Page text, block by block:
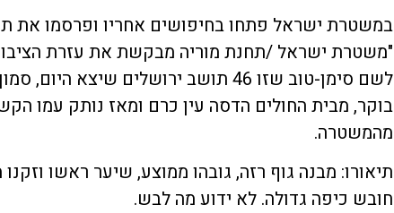
במשטרת ישראל פתחו בחיפושים אחריו ופרסמו את
"משטרת ישראל /תחנת מוריה מבקשת את עזרת
לשם סימן-טוב שזו 46 תושב ירושלים
בוקר, מבית החולים הדסה עין כרם ומאז נותק עמו
מהמשטרה.
תיאורו: מבנה גוף רזה, גובהו ממוצע, שיער ראשו וזקנו
חובש כיפה גדולה. לא ידוע מה לבש.